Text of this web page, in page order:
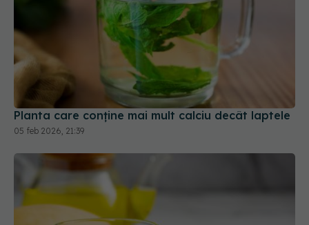
Planta care conține mai mult calciu decât laptele
05 feb 2026, 21:39